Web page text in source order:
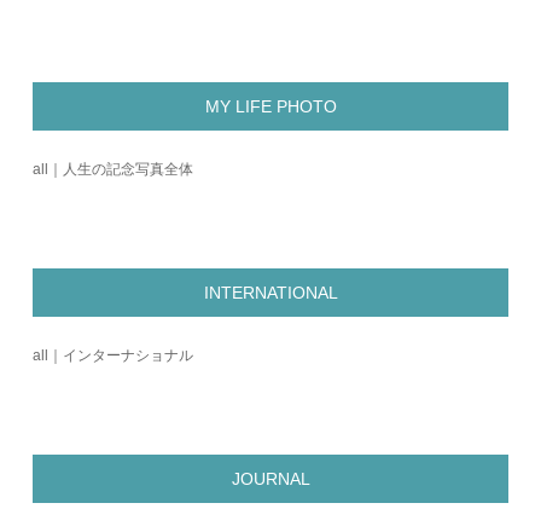
MY LIFE PHOTO
all｜人生の記念写真全体
INTERNATIONAL
all｜インターナショナル
JOURNAL